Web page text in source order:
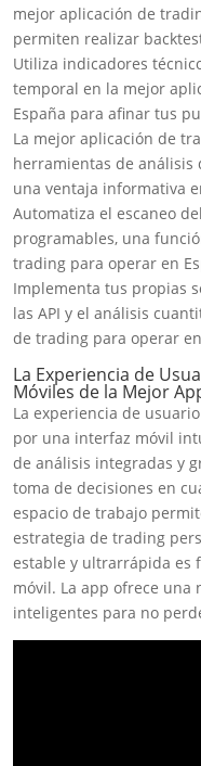
mejor aplicación de
permiten realizar
Utiliza indicadores
temporal en la mejor
España para afinar tus
La mejor aplicación de
herramientas de análisis
una ventaja informativa
Automatiza el escaneo
programables, una
trading para operar en
Implementa tus propias
las API y el análisis
de trading para operar
La Experiencia de
Móviles de la Mejor
La experiencia de
por una interfaz móvil
de análisis integradas y
toma de decisiones en
espacio de trabajo
estrategia de trading
estable y ultrarrápida es
móvil. La app ofrece una
inteligentes para no